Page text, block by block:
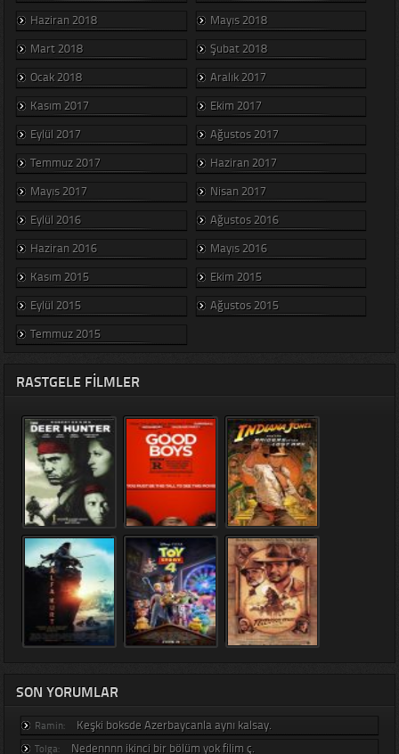
Haziran 2018
Mayıs 2018
Mart 2018
Şubat 2018
Ocak 2018
Aralık 2017
Kasım 2017
Ekim 2017
Eylül 2017
Ağustos 2017
Temmuz 2017
Haziran 2017
Mayıs 2017
Nisan 2017
Eylül 2016
Ağustos 2016
Haziran 2016
Mayıs 2016
Kasım 2015
Ekim 2015
Eylül 2015
Ağustos 2015
Temmuz 2015
RASTGELE FILMLER
SON YORUMLAR
Ramin: Keşki boksde Azerbaycanla aynı kalsay.
Tolga: Nedennnn ikinci bir bölüm yok filim ç.